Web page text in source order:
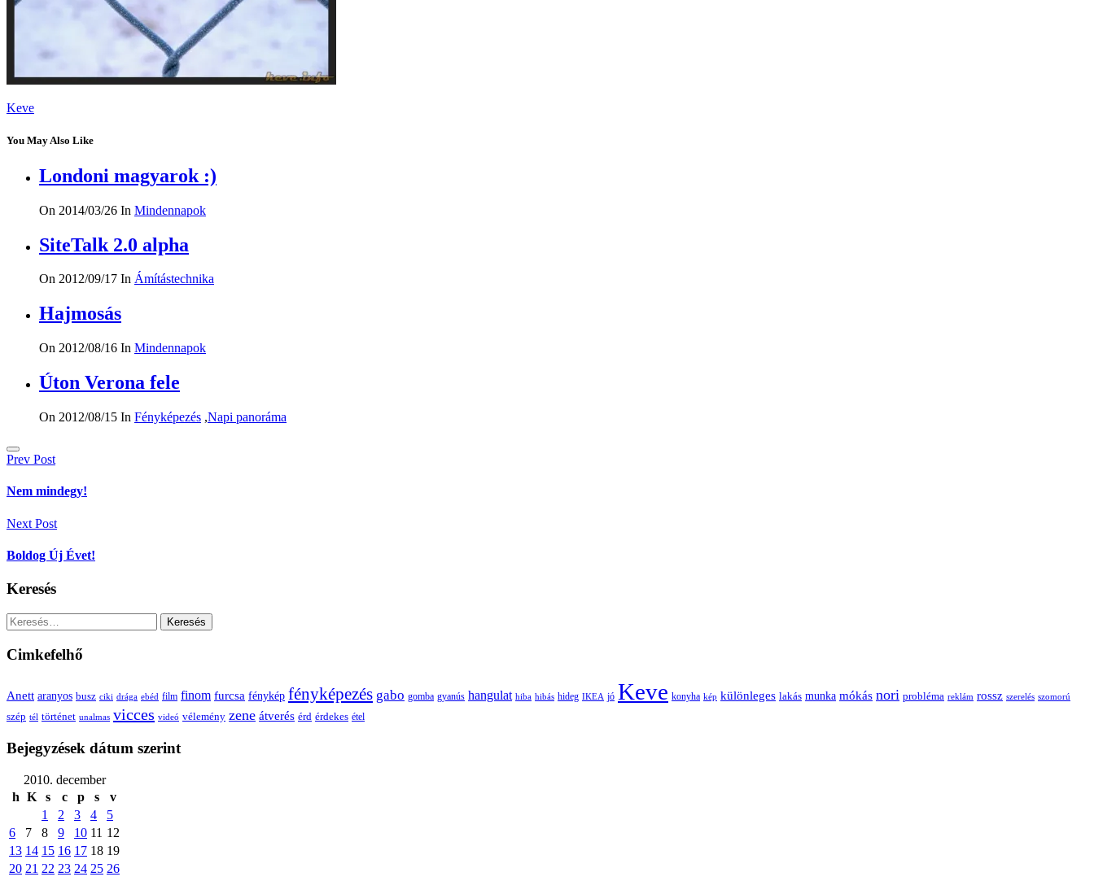
Keve
You May Also Like
Londoni magyarok :)
On 2014/03/26 In Mindennapok
SiteTalk 2.0 alpha
On 2012/09/17 In Ámítástechnika
Hajmosás
On 2012/08/16 In Mindennapok
Úton Verona fele
On 2012/08/15 In Fényképezés ,Napi panoráma
Bejegyzés
navigáció
Prev Post
Nem mindegy!
Next Post
Boldog Új Évet!
Keresés
Keresés:
Cimkefelhő
Anett aranyos busz ciki drága ebéd film finom furcsa fénykép fényképezés gabo gomba gyanús hangulat hiba hibás hideg IKEA jó Keve konyha kép különleges lakás munka mókás nori probléma reklám rossz szerelés szomorú
szép tél történet unalmas vicces videó vélemény zene átverés érd érdekes étel
Bejegyzések dátum szerint
2010. december
h K s c p s
v
1
2 3 4
5
6
7 8 9 10 11 12
13 14 15 16 17 18 19
20 21 22 23 24 25 26